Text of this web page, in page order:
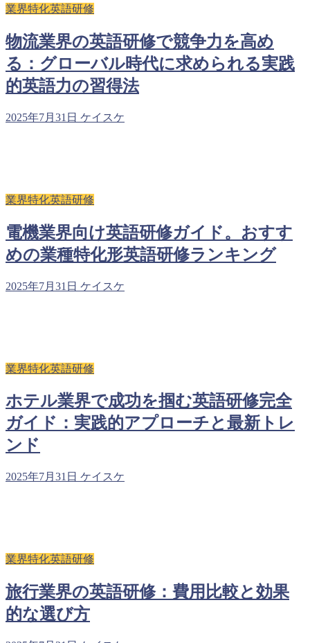
業界特化英語研修
物流業界の英語研修で競争力を高め
る：グローバル時代に求められる実践
的英語力の習得法
2025年7月31日 ケイスケ
業界特化英語研修
電機業界向け英語研修ガイド。おすす
めの業種特化形英語研修ランキング
2025年7月31日 ケイスケ
業界特化英語研修
ホテル業界で成功を掴む英語研修完全
ガイド：実践的アプローチと最新トレ
ンド
2025年7月31日 ケイスケ
業界特化英語研修
旅行業界の英語研修：費用比較と効果
的な選び方